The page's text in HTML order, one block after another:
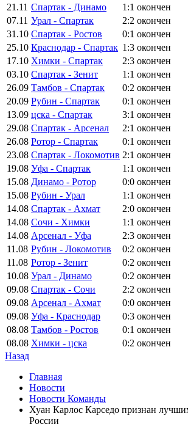
21.11 Спартак - Динамо 1:1 окончен
07.11 Урал - Спартак 2:2 окончен
31.10 Спартак - Ростов 0:1 окончен
25.10 Краснодар - Спартак 1:3 окончен
17.10 Химки - Спартак 2:3 окончен
03.10 Спартак - Зенит 1:1 окончен
26.09 Тамбов - Спартак 0:2 окончен
20.09 Рубин - Спартак 0:1 окончен
13.09 цска - Спартак 3:1 окончен
29.08 Спартак - Арсенал 2:1 окончен
26.08 Ротор - Спартак 0:1 окончен
23.08 Спартак - Локомотив 2:1 окончен
19.08 Уфа - Спартак 1:1 окончен
15.08 Динамо - Ротор 0:0 окончен
15.08 Рубин - Урал 1:1 окончен
14.08 Спартак - Ахмат 2:0 окончен
14.08 Сочи - Химки 1:1 окончен
14.08 Арсенал - Уфа 2:3 окончен
11.08 Рубин - Локомотив 0:2 окончен
11.08 Ротор - Зенит 0:2 окончен
10.08 Урал - Динамо 0:2 окончен
09.08 Спартак - Сочи 2:2 окончен
09.08 Арсенал - Ахмат 0:0 окончен
09.08 Уфа - Краснодар 0:3 окончен
08.08 Тамбов - Ростов 0:1 окончен
08.08 Химки - цска 0:2 окончен
Назад
Главная
Новости
Новости Команды
Хуан Карлос Карседо признан
России